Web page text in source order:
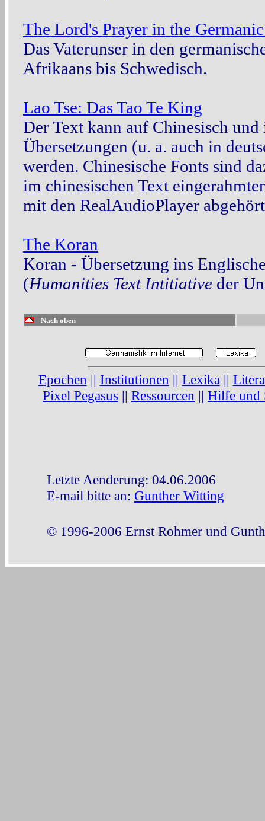
The Lord's Prayer in the
Das Vaterunser in den
Afrikaans bis Schwedisch.
Lao Tse: Das Tao Te King
Der Text kann auf Chinesisch
Übersetzungen (u. a. auch in
werden. Chinesische Fonts sind
im chinesischen Text
mit den RealAudioPlayer
The Koran
Koran - Übersetzung ins
(Humanities Text Intitiative der
Nach oben
Epochen || Institutionen || Lexika ||
Pixel Pegasus || Ressourcen || Hilfe und
Letzte Aenderung: 04.06.2006
E-mail bitte an: Gunther Witting
© 1996-2006 Ernst Rohmer und